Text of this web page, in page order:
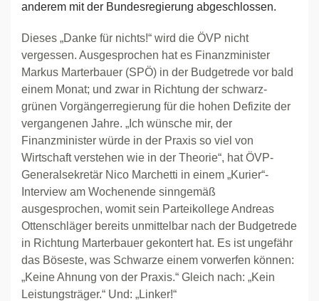
anderem mit der Bundesregierung abgeschlossen.
Dieses „Danke für nichts!“ wird die ÖVP nicht
vergessen. Ausgesprochen hat es Finanzminister
Markus Marterbauer (SPÖ) in der Budgetrede vor bald
einem Monat; und zwar in Richtung der schwarz-
grünen Vorgängerregierung für die hohen Defizite der
vergangenen Jahre. „Ich wünsche mir, der
Finanzminister würde in der Praxis so viel von
Wirtschaft verstehen wie in der Theorie“, hat ÖVP-
Generalsekretär Nico Marchetti in einem „Kurier“-
Interview am Wochenende sinngemäß
ausgesprochen, womit sein Parteikollege Andreas
Ottenschläger bereits unmittelbar nach der Budgetrede
in Richtung Marterbauer gekontert hat. Es ist ungefähr
das Böseste, was Schwarze einem vorwerfen können:
„Keine Ahnung von der Praxis.“ Gleich nach: „Kein
Leistungsträger.“ Und: „Linker!“